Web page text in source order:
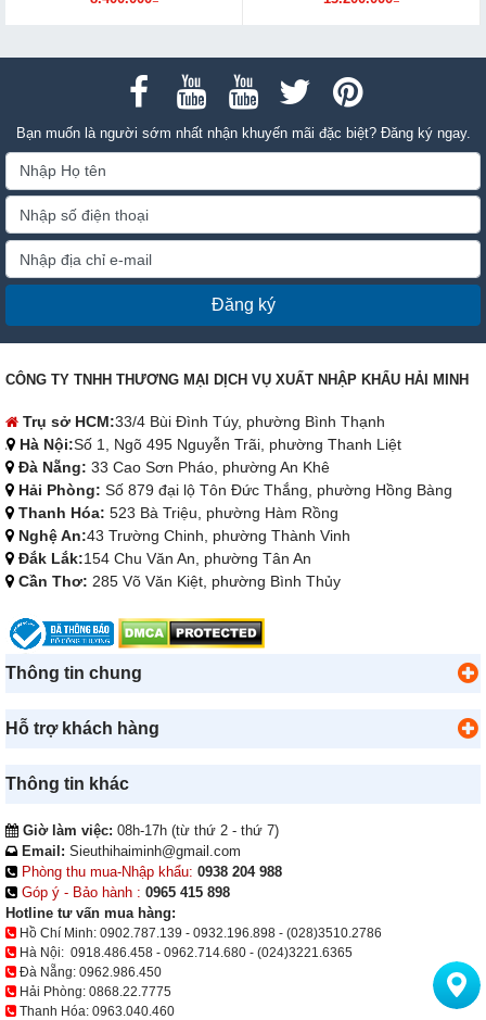
Bạn muốn là người sớm nhất nhận khuyến mãi đặc biệt? Đăng ký ngay.
Đăng ký
CÔNG TY TNHH THƯƠNG MẠI DỊCH VỤ XUẤT NHẬP KHẨU HẢI MINH
Trụ sở HCM:33/4 Bùi Đình Túy, phường Bình Thạnh
Hà Nội:Số 1, Ngõ 495 Nguyễn Trãi, phường Thanh Liệt
Đà Nẵng: 33 Cao Sơn Pháo, phường An Khê
Hải Phòng: Số 879 đại lộ Tôn Đức Thắng, phường Hồng Bàng
Thanh Hóa: 523 Bà Triệu, phường Hàm Rồng
Nghệ An:43 Trường Chinh, phường Thành Vinh
Đắk Lắk:154 Chu Văn An, phường Tân An
Cần Thơ: 285 Võ Văn Kiệt, phường Bình Thủy
Thông tin chung
Hỗ trợ khách hàng
Thông tin khác
Giờ làm việc: 08h-17h (từ thứ 2 - thứ 7)
Email: Sieuthihaiminh@gmail.com
Phòng thu mua-Nhập khẩu: 0938 204 988
Góp ý - Bảo hành : 0965 415 898
Hotline tư vấn mua hàng:
Hồ Chí Minh: 0902.787.139 - 0932.196.898 - (028)3510.2786
Hà Nội: 0918.486.458 - 0962.714.680 - (024)3221.6365
Đà Nẵng: 0962.986.450
Hải Phòng: 0868.22.7775
Thanh Hóa: 0963.040.460